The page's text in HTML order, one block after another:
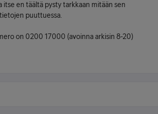
itse en täältä pysty tarkkaan mitään sen
puuttuessa.
on 0200 17000 (avoinna arkisin 8-20)